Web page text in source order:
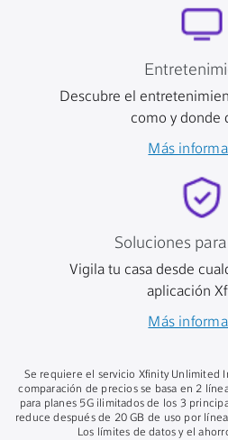
Descubre el
como y donde
Más
Soluciones
Vigila tu casa desde
aplicación
Más
Se requiere el servicio Xfinity Unlimited
comparación de precios se basa en 2
para planes 5G ilimitados de los 3
reduce después de 20 GB de uso por
Los límites de datos y el